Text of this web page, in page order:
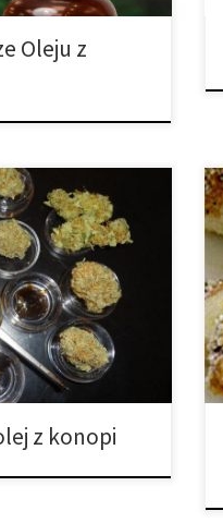
Oleju z
świecie w
pielęgnacji skóry,
bogaty jest w
– omega-3,
białko, które
Ustawodawco w
w zależności od
z konopi